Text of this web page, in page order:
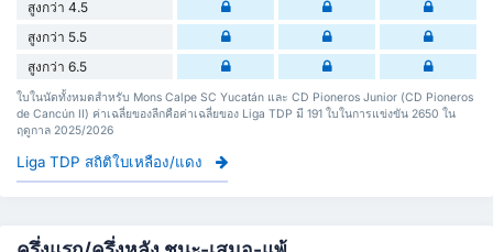
สูงกว่า 4.5
สูงกว่า 5.5
สูงกว่า 6.5
ใบในนัดทั้งหมดสำหรับ Mons Calpe SC Yucatán และ CD Pioneros Junior (CD Pioneros
de Cancún II) ค่าเฉลี่ยของลีกคือค่าเฉลี่ยของ Liga TDP มี 191 ใบในการแข่งขัน 2650 ใน
ฤดูกาล 2025/2026
Liga TDP สถิติใบเหลือง/แดง